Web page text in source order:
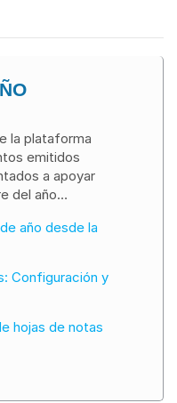
la plataforma
emitidos
a apoyar
del año
año desde la
Configuración y
hojas de notas